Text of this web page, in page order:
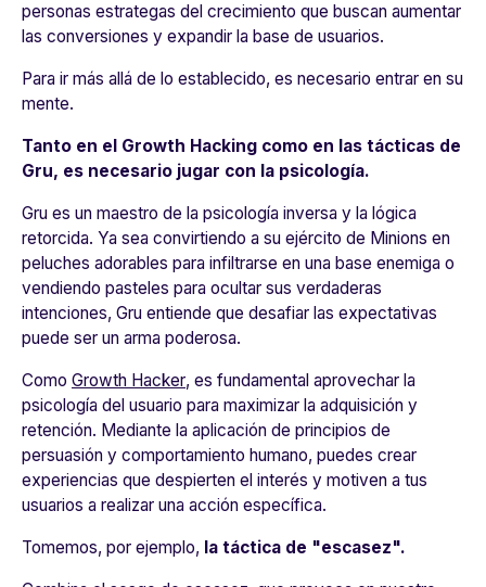
personas estrategas del crecimiento que buscan aumentar
las conversiones y expandir la base de usuarios.
Para ir más allá de lo establecido, es necesario entrar en su
mente.
Tanto en el Growth Hacking como en las tácticas de
Gru, es necesario jugar con la psicología.
Gru es un maestro de la psicología inversa y la lógica
retorcida. Ya sea convirtiendo a su ejército de Minions en
peluches adorables para infiltrarse en una base enemiga o
vendiendo pasteles para ocultar sus verdaderas
intenciones, Gru entiende que desafiar las expectativas
puede ser un arma poderosa.
Como Growth Hacker, es fundamental aprovechar la
psicología del usuario para maximizar la adquisición y
retención. Mediante la aplicación de principios de
persuasión y comportamiento humano, puedes crear
experiencias que despierten el interés y motiven a tus
usuarios a realizar una acción específica.
Tomemos, por ejemplo, la táctica de "escasez".